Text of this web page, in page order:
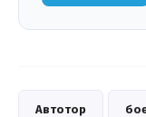
Автотор